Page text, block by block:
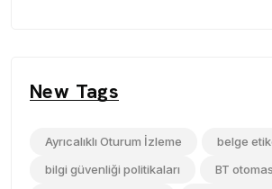
New Tags
Ayrıcalıklı Oturum İzleme
belge
bilgi güvenliği politikaları
BT